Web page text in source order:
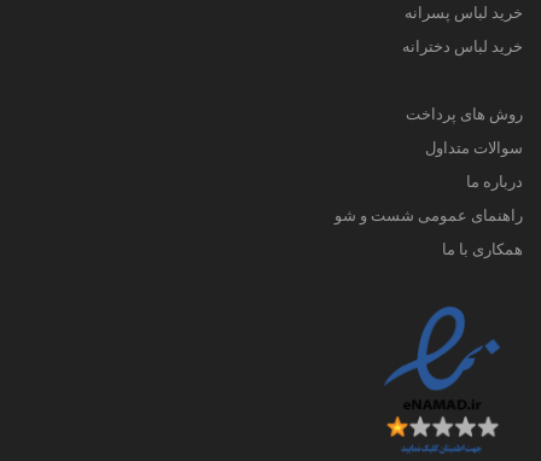
خرید لباس پسرانه
خرید لباس دخترانه
روش های پرداخت
سوالات متداول
درباره ما
راهنمای عمومی شست و شو
همکاری با ما